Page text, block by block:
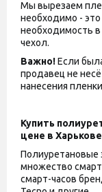
Мы вырезаем
необходимо -
необходимость в
чехол.
Важно!Если
продавец не
нанесения
Купить
цене в Харькове
Полиуретановые
множество
смарт-часов